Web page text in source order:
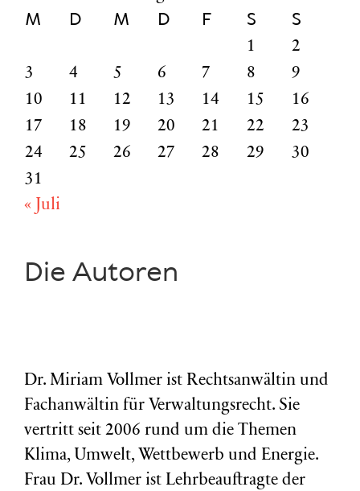
M D M D F S S
1
2
3
4 5 6 7 8
9
10
11 12 13 14 15
16
17
18 19 20 21 22
23
24
25 26 27 28 29
30
31
« Juli
Die Autoren
Dr. Miriam Vollmer ist Rechtsanwältin und
Fachanwältin für Verwaltungsrecht. Sie
vertritt seit 2006 rund um die Themen
Klima, Umwelt, Wettbewerb und Energie.
Frau Dr. Vollmer ist Lehrbeauftragte der